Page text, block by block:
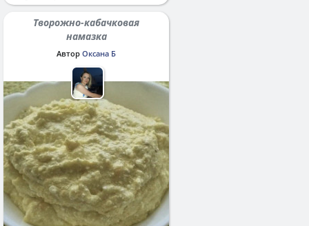
Творожно-кабачковая
намазка
Автор Оксана Б